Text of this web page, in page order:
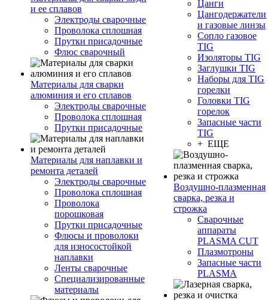
и ее сплавов
Электроды сварочные
Проволока сплошная
Прутки присадочные
Флюс сварочный
Материалы для сварки
алюминия и его сплавов
Электроды сварочные
Проволока сплошная
Прутки присадочные
Материалы для наплавки и
ремонта деталей
Электроды сварочные
Проволока сплошная
Проволока
порошковая
Прутки присадочные
Флюсы и проволоки
для износостойкой
наплавки
Ленты сварочные
Специализированные
материалы
Цанги
Цангодержатели
и газовые линзы
Сопло газовое
TIG
Изоляторы TIG
Заглушки TIG
Наборы для TIG
горелки
Головки TIG
горелок
Запасные части
TIG
+ ЕЩЕ
Воздушно-плазменная
сварка, резка и
строжка
Сварочные
аппараты
PLASMA CUT
Плазмотроны
Запасные части
PLASMA